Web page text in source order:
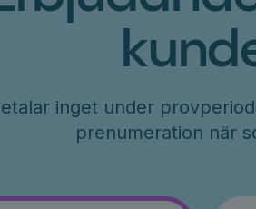
inget under
prenumeration när